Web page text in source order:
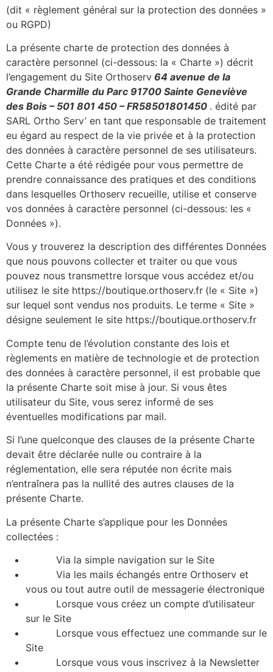
(dit « règlement général sur la protection des données »
ou RGPD)
La présente charte de protection des données à
caractère personnel (ci-dessous: la « Charte ») décrit
l’engagement du Site Orthoserv 64 avenue de la
Grande Charmille du Parc 91700 Sainte Geneviève
des Bois – 501 801 450 – FR58501801450 . édité par
SARL Ortho Serv’ en tant que responsable de traitement
eu égard au respect de la vie privée et à la protection
des données à caractère personnel de ses utilisateurs.
Cette Charte a été rédigée pour vous permettre de
prendre connaissance des pratiques et des conditions
dans lesquelles Orthoserv recueille, utilise et conserve
vos données à caractère personnel (ci-dessous: les «
Données »).
Vous y trouverez la description des différentes Données
que nous pouvons collecter et traiter ou que vous
pouvez nous transmettre lorsque vous accédez et/ou
utilisez le site https://boutique.orthoserv.fr (le « Site »)
sur lequel sont vendus nos produits. Le terme « Site »
désigne seulement le site https://boutique.orthoserv.fr
Compte tenu de l’évolution constante des lois et
règlements en matière de technologie et de protection
des données à caractère personnel, il est probable que
la présente Charte soit mise à jour. Si vous êtes
utilisateur du Site, vous serez informé de ses
éventuelles modifications par mail.
Si l’une quelconque des clauses de la présente Charte
devait être déclarée nulle ou contraire à la
réglementation, elle sera réputée non écrite mais
n’entraînera pas la nullité des autres clauses de la
présente Charte.
La présente Charte s’applique pour les Données
collectées :
Via la simple navigation sur le Site
Via les mails échangés entre Orthoserv et
vous ou tout autre outil de messagerie électronique
Lorsque vous créez un compte d’utilisateur
sur le Site
Lorsque vous effectuez une commande sur le
Site
Lorsque vous vous inscrivez à la Newsletter